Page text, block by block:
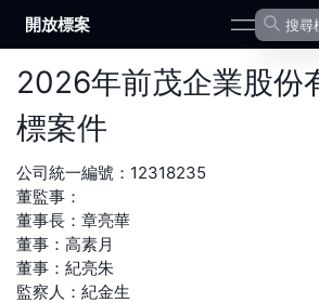
開放標案 open
2026年前茂企業股份
標案件
公司統一編號： 12318235
董監事：
董事長 ： 章亮華
董事 ： 高素月
董事 ： 紀亮朱
監察人 ： 紀金生